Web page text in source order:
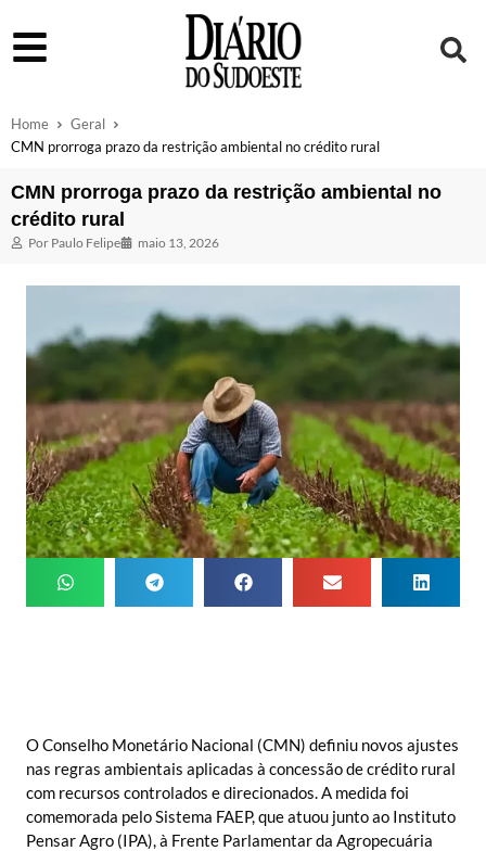
Home
Geral
CMN prorroga prazo da restrição ambiental no crédito rural
CMN prorroga prazo da restrição ambiental no
crédito rural
Por Paulo Felipe maio 13, 2026
O Conselho Monetário Nacional (CMN) definiu novos ajustes
nas regras ambientais aplicadas à concessão de crédito rural
com recursos controlados e direcionados. A medida foi
comemorada pelo Sistema FAEP, que atuou junto ao Instituto
Pensar Agro (IPA), à Frente Parlamentar da Agropecuária